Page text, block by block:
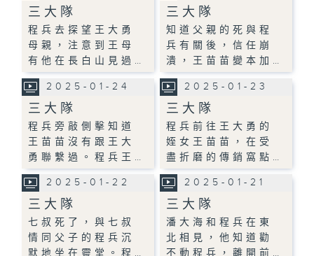
三大隊
程兵去探望王大勇
母親，注意到王母
有他在長白山見過…
三大隊
知道父親的死與程
兵有關後，信任崩
潰，王苗苗變本加…
2025-01-24
三大隊
程兵旁敲側擊知道
王苗苗沒有跟王大
勇聯繫過。程兵王…
2025-01-23
三大隊
程兵前往王大勇的
姪女王苗苗，在受
盡折磨的傳銷窩點…
2025-01-22
三大隊
七叔死了，與七叔
情同父子的程兵沉
默地坐在靈堂。程…
2025-01-21
三大隊
潘大海和程兵在東
北相見，他知道勸
不動程兵，離開前…